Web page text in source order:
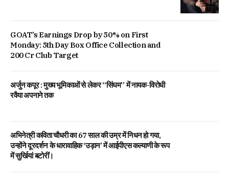
GOAT’s Earnings Drop by 50% on First
Monday: 5th Day Box Office Collection and
200 Cr Club Target
अर्जुन कपूर : मुख्य भूमिकाओं से लेकर “सिंघम” में नायक-विरोधी
रवैया अपनाने तक
अभिनेत्री कविता चौधरी का 67 साल की उम्र में निधन हो गया,
उन्होंने दूरदर्शन के धारावाहिक ‘उड़ान’ में आईपीएस कल्याणी के रूप
में सुर्खियां बटोरीं।